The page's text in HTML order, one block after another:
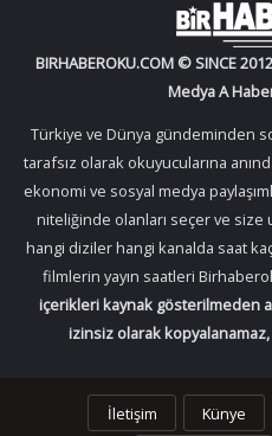
BIRHABEROKU.COM © SINCE
Medya A
Türkiye ve Dünya gündeminden
tarafsız olarak okuyucularına
ekonomi ve sosyal medya
niteliğinde olanları seçer ve size
hangi diziler hangi kanalda saat
filmlerin yayın saatleri
içerikleri kaynak gösterilmeden
izinsiz olarak
İletişim Künye